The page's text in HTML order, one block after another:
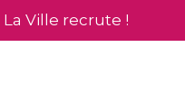
La Ville recrute !